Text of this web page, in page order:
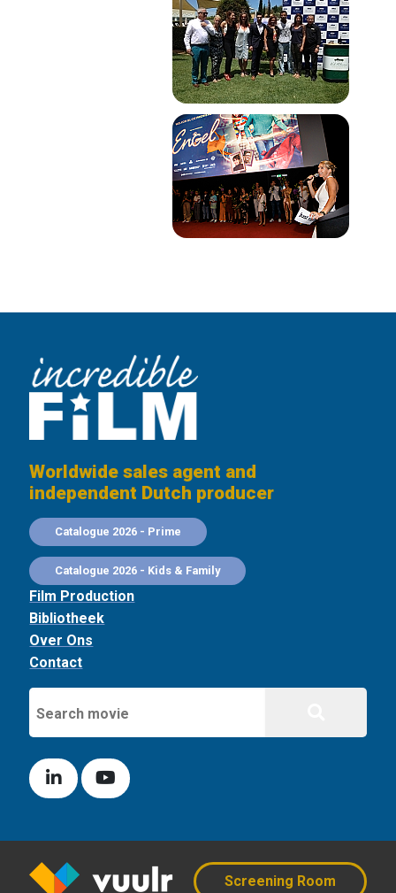
Worldwide sales agent and
independent Dutch producer
Catalogue 2026 - Prime
Catalogue 2026 - Kids & Family
Film Production
Bibliotheek
Over Ons
Contact
Screening Room